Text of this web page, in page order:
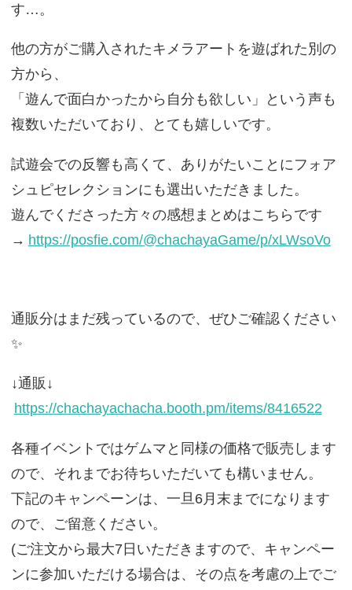
す…。
他の方がご購入されたキメラアートを遊ばれた別の
方から、
「遊んで面白かったから自分も欲しい」という声も
複数いただいており、とても嬉しいです。
試遊会での反響も高くて、ありがたいことにフォア
シュピセレクションにも選出いただきました。
遊んでくださった方々の感想まとめはこちらです
→ https://posfie.com/@chachayaGame/p/xLWsoVo
通販分はまだ残っているので、ぜひご確認ください
✨
↓通販↓
https://chachayachacha.booth.pm/items/8416522
各種イベントではゲムマと同様の価格で販売します
ので、それまでお待ちいただいても構いません。
下記のキャンペーンは、一旦6月末までになります
ので、ご留意ください。
(ご注文から最大7日いただきますので、キャンペー
ンに参加いただける場合は、その点を考慮の上でご